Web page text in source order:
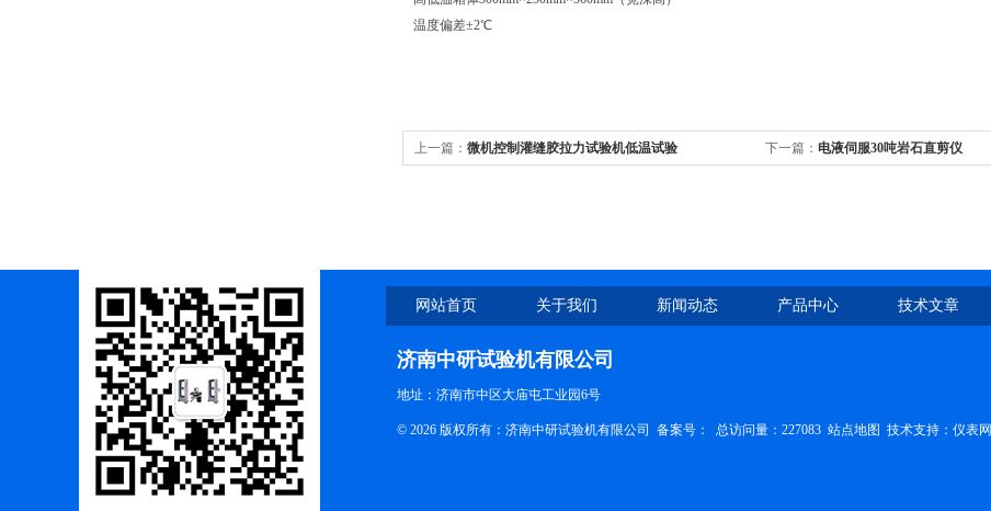
温度偏差±2℃
上一篇： 微机控制灌缝胶拉力试验机低温试验 下一篇： 电液伺服30吨岩石直剪仪
网站首页 关于我们 新闻动态 产品中心 技术文章
济南中研试验机有限公司
地址：济南市中区大庙屯工业园6号
© 2026 版权所有：济南中研试验机有限公司 备案号： 总访问量：227083 站点地图 技术支持： 仪表网